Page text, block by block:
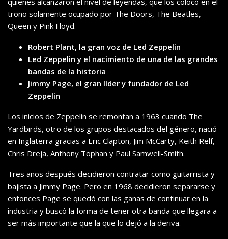
trono solamente ocupado por The Doors, The Beatles,
Queen y Pink Floyd.
Robert Plant, la gran voz de Led Zeppelin
Led Zeppelin y el nacimiento de una de las grandes
bandas de la historia
Jimmy Page, el gran líder y fundador de Led
Zeppelin
Los inicios de Zeppelin se remontan a 1963 cuando The
Yardbirds, otro de los grupos destacados del género, nació
en Inglaterra gracias a Eric Clapton, Jim McCarty, Keith Relf,
Chris Dreja, Anthony Tophan y Paul Samwell-Smith.
Tres años después decidieron contratar como guitarrista y
bajista a Jimmy Page. Pero en 1968 decidieron separarse y
entonces Page se quedó con las ganas de continuar en la
industria y buscó la forma de tener otra banda que llegara a
ser más importante que la que lo dejó a la deriva.